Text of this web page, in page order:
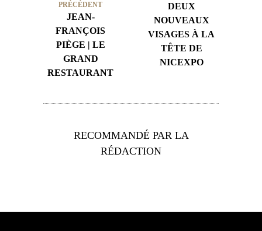
PRÉCÉDENT
JEAN-
FRANÇOIS
PIÈGE | LE
GRAND
RESTAURANT
DEUX
NOUVEAUX
VISAGES À LA
TÊTE DE
NICEXPO
RECOMMANDÉ PAR LA
RÉDACTION